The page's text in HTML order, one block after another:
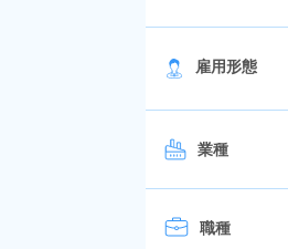
雇用形態
業種
職種